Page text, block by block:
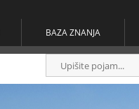
BAZA ZNANJA